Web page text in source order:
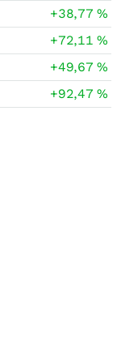
+38,77%
+72,11%
+49,67%
+92,47%